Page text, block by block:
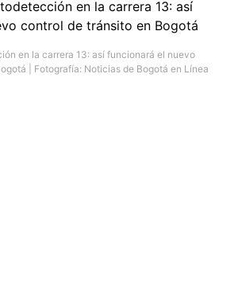
en la carrera 13: así funcionará el nuevo
| Fotografía: Noticias de Bogotá en Línea